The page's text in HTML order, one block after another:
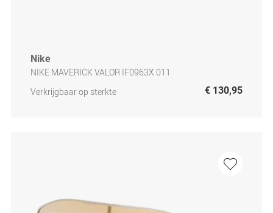
Nike
NIKE MAVERICK VALOR IF0963X 011
Verkrijgbaar op sterkte
€ 130,95